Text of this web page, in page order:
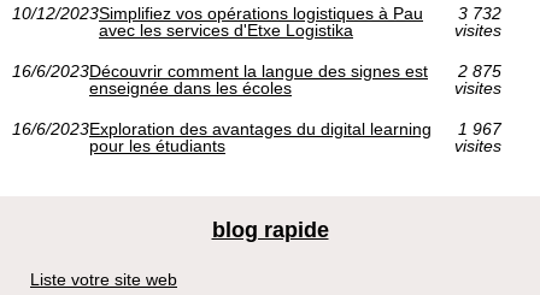
10/12/2023Simplifiez vos opérations logistiques à Pau
avec les services d'Etxe Logistika
3 732
visites
16/6/2023Découvrir comment la langue des signes est
enseignée dans les écoles
2 875
visites
16/6/2023Exploration des avantages du digital learning
pour les étudiants
1 967
visites
blog rapide
Liste votre site web